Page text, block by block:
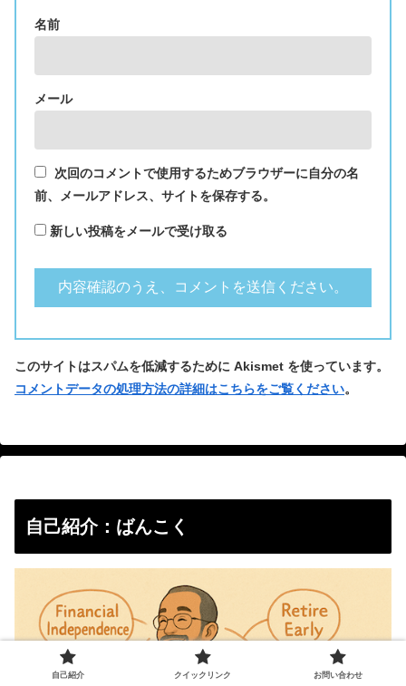
名前
メール
次回のコメントで使用するためブラウザーに自分の名
前、メールアドレス、サイトを保存する。
新しい投稿をメールで受け取る
このサイトはスパムを低減するために Akismet を使っています。
コメントデータの処理方法の詳細はこちらをご覧ください。
自己紹介：ばんこく
自己紹介 クイックリンク お問い合わせ